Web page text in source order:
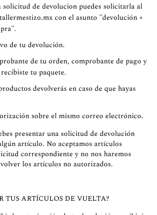
solicitud de devolucion puedes solicitarla al
con el asunto "devolución +
de tu devolución.
de tu orden, comprobante de pago y
tu paquete.
devolverás en caso de que hayas
sobre el mismo correo electrónico.
presentar una solicitud de devolución
artículo. No aceptamos artículos
correspondiente y no nos haremos
los artículos no autorizados.
TUS ARTÍCULOS DE VUELTA?